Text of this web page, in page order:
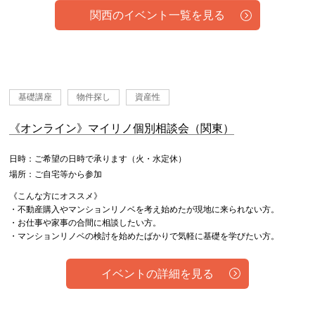
関西のイベント一覧を見る
基礎講座 物件探し 資産性
《オンライン》マイリノ個別相談会（関東）
日時：ご希望の日時で承ります（火・水定休）
場所：ご自宅等から参加
《こんな方にオススメ》
・不動産購入やマンションリノベを考え始めたが現地に来られない方。
・お仕事や家事の合間に相談したい方。
・マンションリノベの検討を始めたばかりで気軽に基礎を学びたい方。
イベントの詳細を見る